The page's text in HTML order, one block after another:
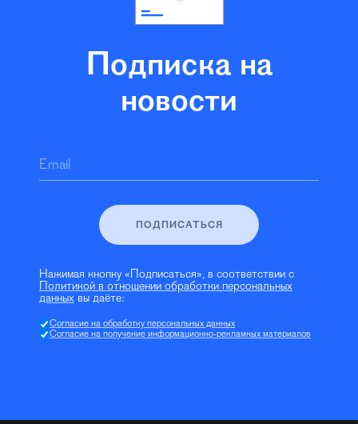
Подписка на
новости
Email
ПОДПИСАТЬСЯ
Нажимая кнопку «Подписаться», в соответствии с
Политикой в отношении обработки персональных
данных вы даёте:
Согласие на обработку персональных данных
Согласие на получение информационно-рекламных материалов